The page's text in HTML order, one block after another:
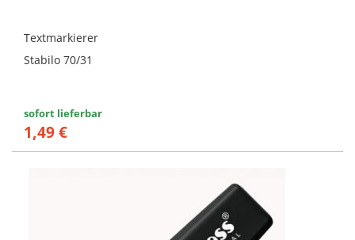
Textmarkierer
Stabilo 70/31
sofort lieferbar
1,49 €